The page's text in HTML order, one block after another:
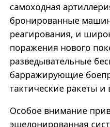
самоходная
бронированные
реагирования, и
поражения нового
разведывательные
барражирующие
тактические ракеты
Особое внимание
эшелонированная